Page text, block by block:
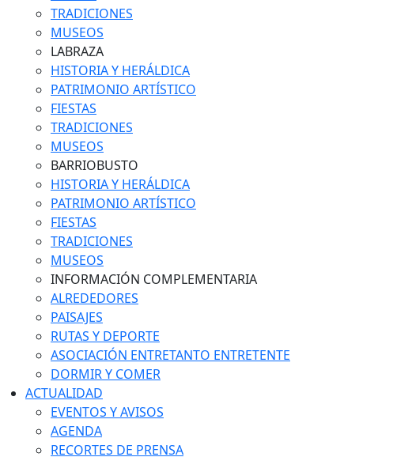
TRADICIONES
MUSEOS
LABRAZA
HISTORIA Y HERÁLDICA
PATRIMONIO ARTÍSTICO
FIESTAS
TRADICIONES
MUSEOS
BARRIOBUSTO
HISTORIA Y HERÁLDICA
PATRIMONIO ARTÍSTICO
FIESTAS
TRADICIONES
MUSEOS
INFORMACIÓN COMPLEMENTARIA
ALREDEDORES
PAISAJES
RUTAS Y DEPORTE
ASOCIACIÓN ENTRETANTO ENTRETENTE
DORMIR Y COMER
ACTUALIDAD
EVENTOS Y AVISOS
AGENDA
RECORTES DE PRENSA